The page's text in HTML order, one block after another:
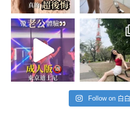
Follow on 白